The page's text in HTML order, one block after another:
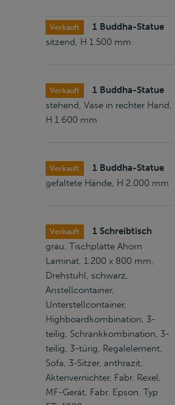
Verkauft
1 Buddha-Statue
sitzend, H 1.500 mm
Verkauft
1 Buddha-Statue
stehend, Vase in rechter Hand,
H 1.600 mm
Verkauft
1 Buddha-Statue
gefaltete Hände, H 2.000 mm
Verkauft
1 Schreibtisch
grau, Tischplatte Ahorn
Laminat, 1.200 x 800 mm,
Drehstuhl, schwarz,
Anstellcontainer,
Unterstellcontainer,
Highboardkombination, 3-
teilig, Schrankkombination, 3-
teilig, 3-türig, Regalelement,
Sofa, 3-Sitzer, anthrazit,
Aktenvernichter, Fabr. Rexel,
MF-Gerät, Fabr. Epson, Typ